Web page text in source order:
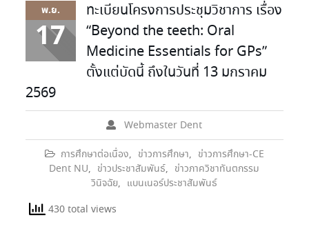
พ.ย.
17
ทะเบียนโครงการประชุมวิชาการ เรื่อง
“Beyond the teeth: Oral
Medicine Essentials for GPs”
ตั้งแต่บัดนี้ ถึงในวันที่ 13 มกราคม
2569
Webmaster Dent
การศึกษาต่อเนื่อง, ข่าวการศึกษา, ข่าวการศึกษา-CE
Dent NU, ข่าวประชาสัมพันธ์, ข่าวภาควิชาทันตกรรม
วินิจฉัย, แบนเนอร์ประชาสัมพันธ์
430 total views